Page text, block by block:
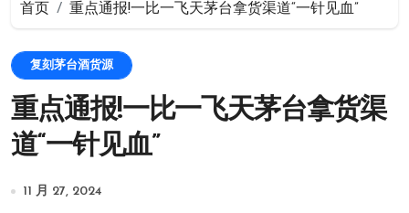
首页 重点通报!一比一飞天茅台拿货渠道“一针见血”
复刻茅台酒货源
重点通报!一比一飞天茅台拿货渠
道“一针见血”
11 月 27, 2024